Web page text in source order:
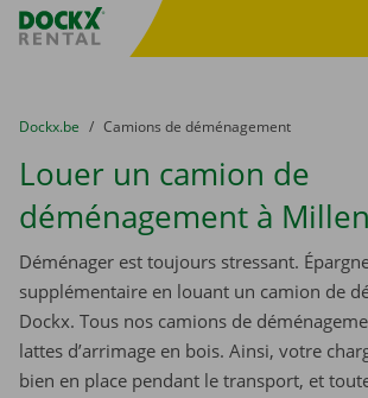
sitename
You are here:
du
Dockx.be to
Camions de déménagement
Louer un camion de
déménagement à
Déménager est toujours stressant.
supplémentaire en louant un camion de
Dockx. Tous nos camions de
lattes d’arrimage en bois. Ainsi, votre
bien en place pendant le transport, et